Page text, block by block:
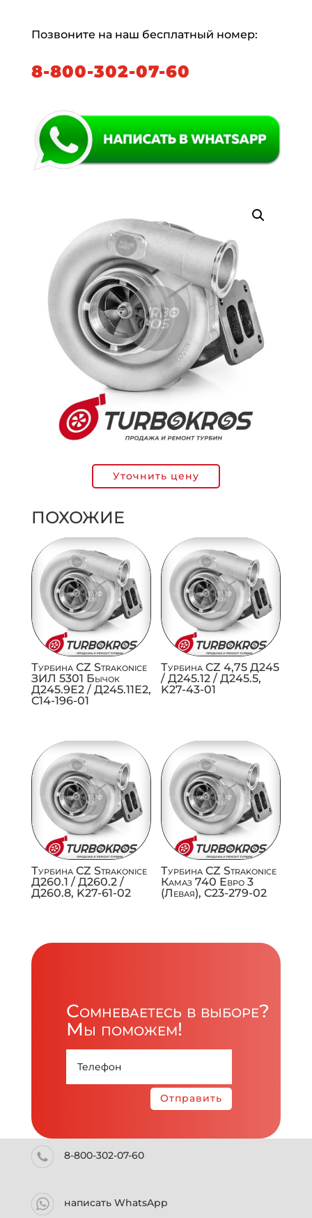
Позвоните на наш бесплатный номер:
8-800-302-07-60
Уточнить цену
ПОХОЖИЕ
Турбина CZ Strakonice
ЗИЛ 5301 Бычок
Д245.9Е2 / Д245.11Е2,
C14-196-01
Турбина CZ 4,75 Д245
/ Д245.12 / Д245.5,
K27-43-01
Турбина CZ Strakonice
Д260.1 / Д260.2 /
Д260.8, K27-61-02
Турбина CZ Strakonice
Камаз 740 Евро 3
(Левая), C23-279-02
Сомневаетесь в выборе?
Мы поможем!
Отправить
8-800-302-07-60
написать WhatsApp